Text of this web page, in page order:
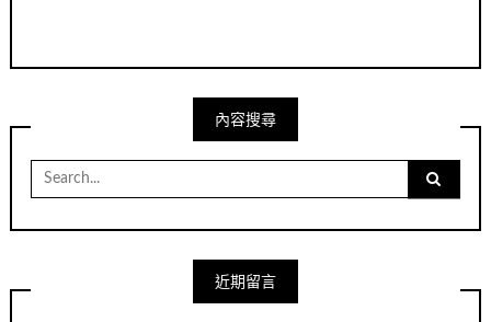
內容搜尋
Search
for:
近期留言